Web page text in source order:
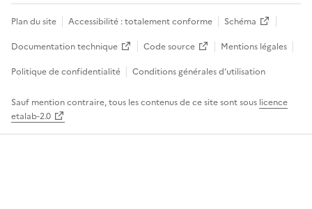
Plan du site Accessibilité : totalement conforme
Schéma
Documentation technique
Code source
Mentions légales
Politique de confidentialité
Conditions générales d’utilisation
Sauf mention contraire, tous les contenus de ce site sont sous licence
etalab-2.0